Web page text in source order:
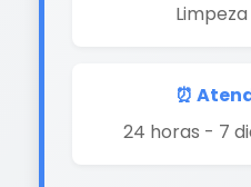
⏰
24 horas - 7